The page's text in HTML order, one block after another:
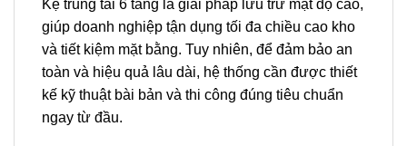
Kệ trung tải 6 tầng là giải pháp lưu trữ mật độ cao,
giúp doanh nghiệp tận dụng tối đa chiều cao kho
và tiết kiệm mặt bằng. Tuy nhiên, để đảm bảo an
toàn và hiệu quả lâu dài, hệ thống cần được thiết
kế kỹ thuật bài bản và thi công đúng tiêu chuẩn
ngay từ đầu.